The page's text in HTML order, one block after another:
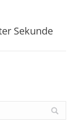
Sekunde